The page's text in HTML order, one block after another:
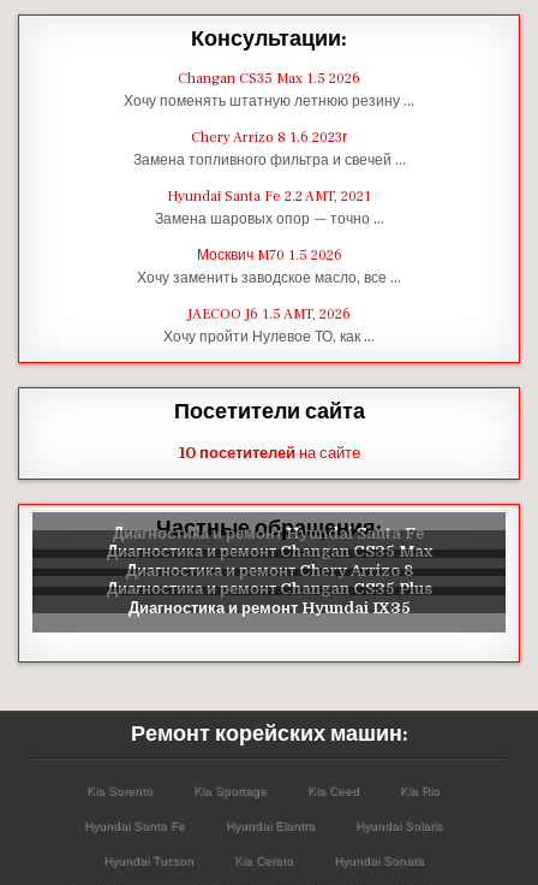
Консультации:
Changan CS35 Max 1.5 2026
Хочу поменять штатную летнюю резину …
Chery Arrizo 8 1.6 2023г
Замена топливного фильтра и свечей …
Hyundai Santa Fe 2.2 AMT, 2021
Замена шаровых опор — точно …
Москвич M70 1.5 2026
Хочу заменить заводское масло, все …
JAECOO J6 1.5 AMT, 2026
Хочу пройти Нулевое ТО, как …
Посетители сайта
10 посетителейна сайте
Частные обращения:
Ремонт корейских машин:
Kia Sorento Kia Sportage Kia Ceed Kia Rio
Hyundai Santa Fe Hyundai Elantra Hyundai Solaris
Hyundai Tucson Kia Cerato Hyundai Sonata